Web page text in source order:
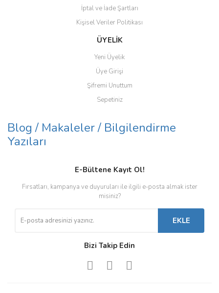
İptal ve İade Şartları
Kişisel Veriler Politikası
ÜYELİK
Yeni Üyelik
Üye Girişi
Şifremi Unuttum
Sepetiniz
Blog / Makaleler / Bilgilendirme
Yazıları
E-Bültene Kayıt Ol!
Fırsatları, kampanya ve duyuruları ile ilgili e-posta almak ister
misiniz?
EKLE
Bizi Takip Edin